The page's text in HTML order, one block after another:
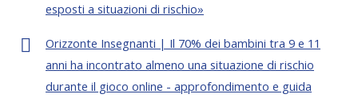
esposti a situazioni di rischio»
Orizzonte Insegnanti | Il 70% dei bambini tra 9 e 11
anni ha incontrato almeno una situazione di rischio
durante il gioco online - approfondimento e guida